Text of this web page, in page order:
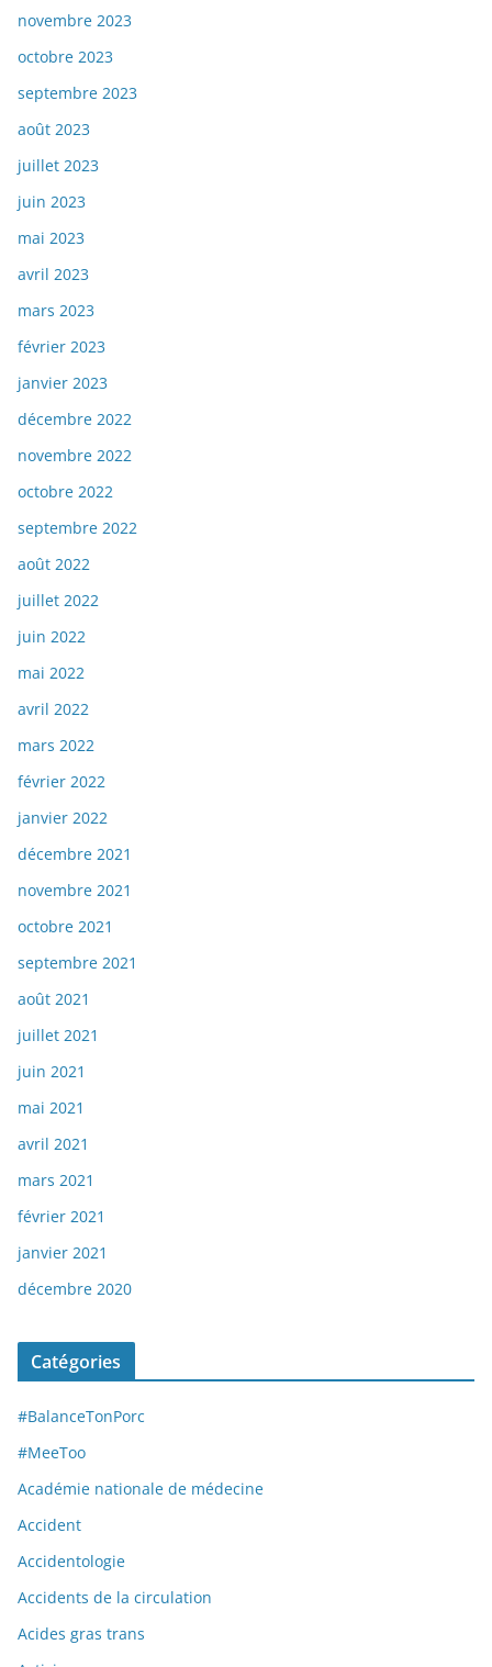
novembre 2023
octobre 2023
septembre 2023
août 2023
juillet 2023
juin 2023
mai 2023
avril 2023
mars 2023
février 2023
janvier 2023
décembre 2022
novembre 2022
octobre 2022
septembre 2022
août 2022
juillet 2022
juin 2022
mai 2022
avril 2022
mars 2022
février 2022
janvier 2022
décembre 2021
novembre 2021
octobre 2021
septembre 2021
août 2021
juillet 2021
juin 2021
mai 2021
avril 2021
mars 2021
février 2021
janvier 2021
décembre 2020
Catégories
#BalanceTonPorc
#MeeToo
Académie nationale de médecine
Accident
Accidentologie
Accidents de la circulation
Acides gras trans